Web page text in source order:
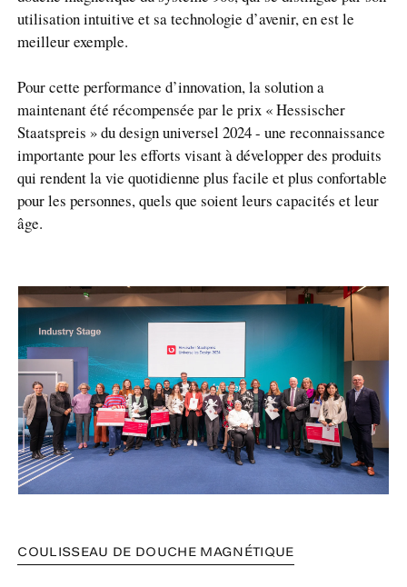
utilisation intuitive et sa technologie d’avenir, en est le
meilleur exemple.
Pour cette performance d’innovation, la solution a
maintenant été récompensée par le prix « Hessischer
Staatspreis » du design universel 2024 - une reconnaissance
importante pour les efforts visant à développer des produits
qui rendent la vie quotidienne plus facile et plus confortable
pour les personnes, quels que soient leurs capacités et leur
âge.
COULISSEAU DE DOUCHE MAGNÉTIQUE